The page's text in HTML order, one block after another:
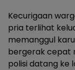
Kecurigaan
pria terlihat
memanggul
bergerak cepat
polisi datang ke